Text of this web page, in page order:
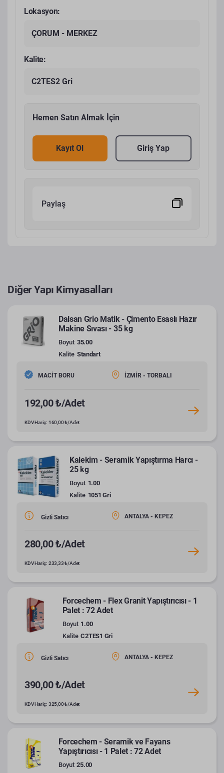
Lokasyon:
ÇORUM - MERKEZ
Kalite:
C2TES2 Gri
Hemen Satın Almak İçin
Kayıt Ol Giriş Yap
Paylaş
Diğer Yapı Kimyasalları
Dalsan Grio Matik - Çimento Esaslı Hazır
Makine Sıvası - 35 kg
Boyut 35.00
Kalite Standart
MACİT BORU İZMİR - TORBALI
192,00 ₺/Adet
KDV Hariç: 160,00 ₺/Adet
Kalekim - Seramik Yapıştırma Harcı -
25 kg
Boyut 1.00
Kalite 1051 Gri
Gizli Satıcı ANTALYA - KEPEZ
280,00 ₺/Adet
KDV Hariç: 233,33 ₺/Adet
Forcechem - Flex Granit Yapıştırıcısı - 1
Palet : 72 Adet
Boyut 1.00
Kalite C2TES1 Gri
Gizli Satıcı ANTALYA - KEPEZ
390,00 ₺/Adet
KDV Hariç: 325,00 ₺/Adet
Forcechem - Seramik ve Fayans
Yapıştırıcısı - 1 Palet : 72 Adet
Boyut 25.00